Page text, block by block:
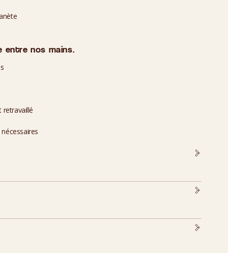
entre nos mains.
retravaillé